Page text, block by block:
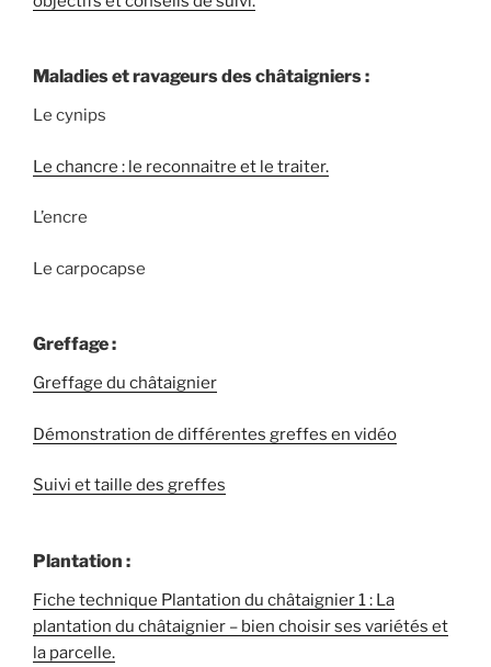
Maladies et ravageurs des châtaigniers :
Le cynips
Le chancre : le reconnaitre et le traiter.
L’encre
Le carpocapse
Greffage :
Greffage du châtaignier
Démonstration de différentes greffes en vidéo
Suivi et taille des greffes
Plantation :
Fiche technique Plantation du châtaignier 1 : La
plantation du châtaignier – bien choisir ses variétés et
la parcelle.